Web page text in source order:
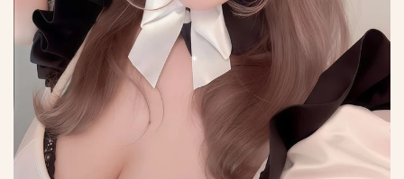
*
*
*
*
*
*
*